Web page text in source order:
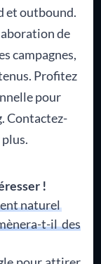
et outbound.
de
campagnes,
Profitez
pour
Contactez-
!
naturel
t-il des